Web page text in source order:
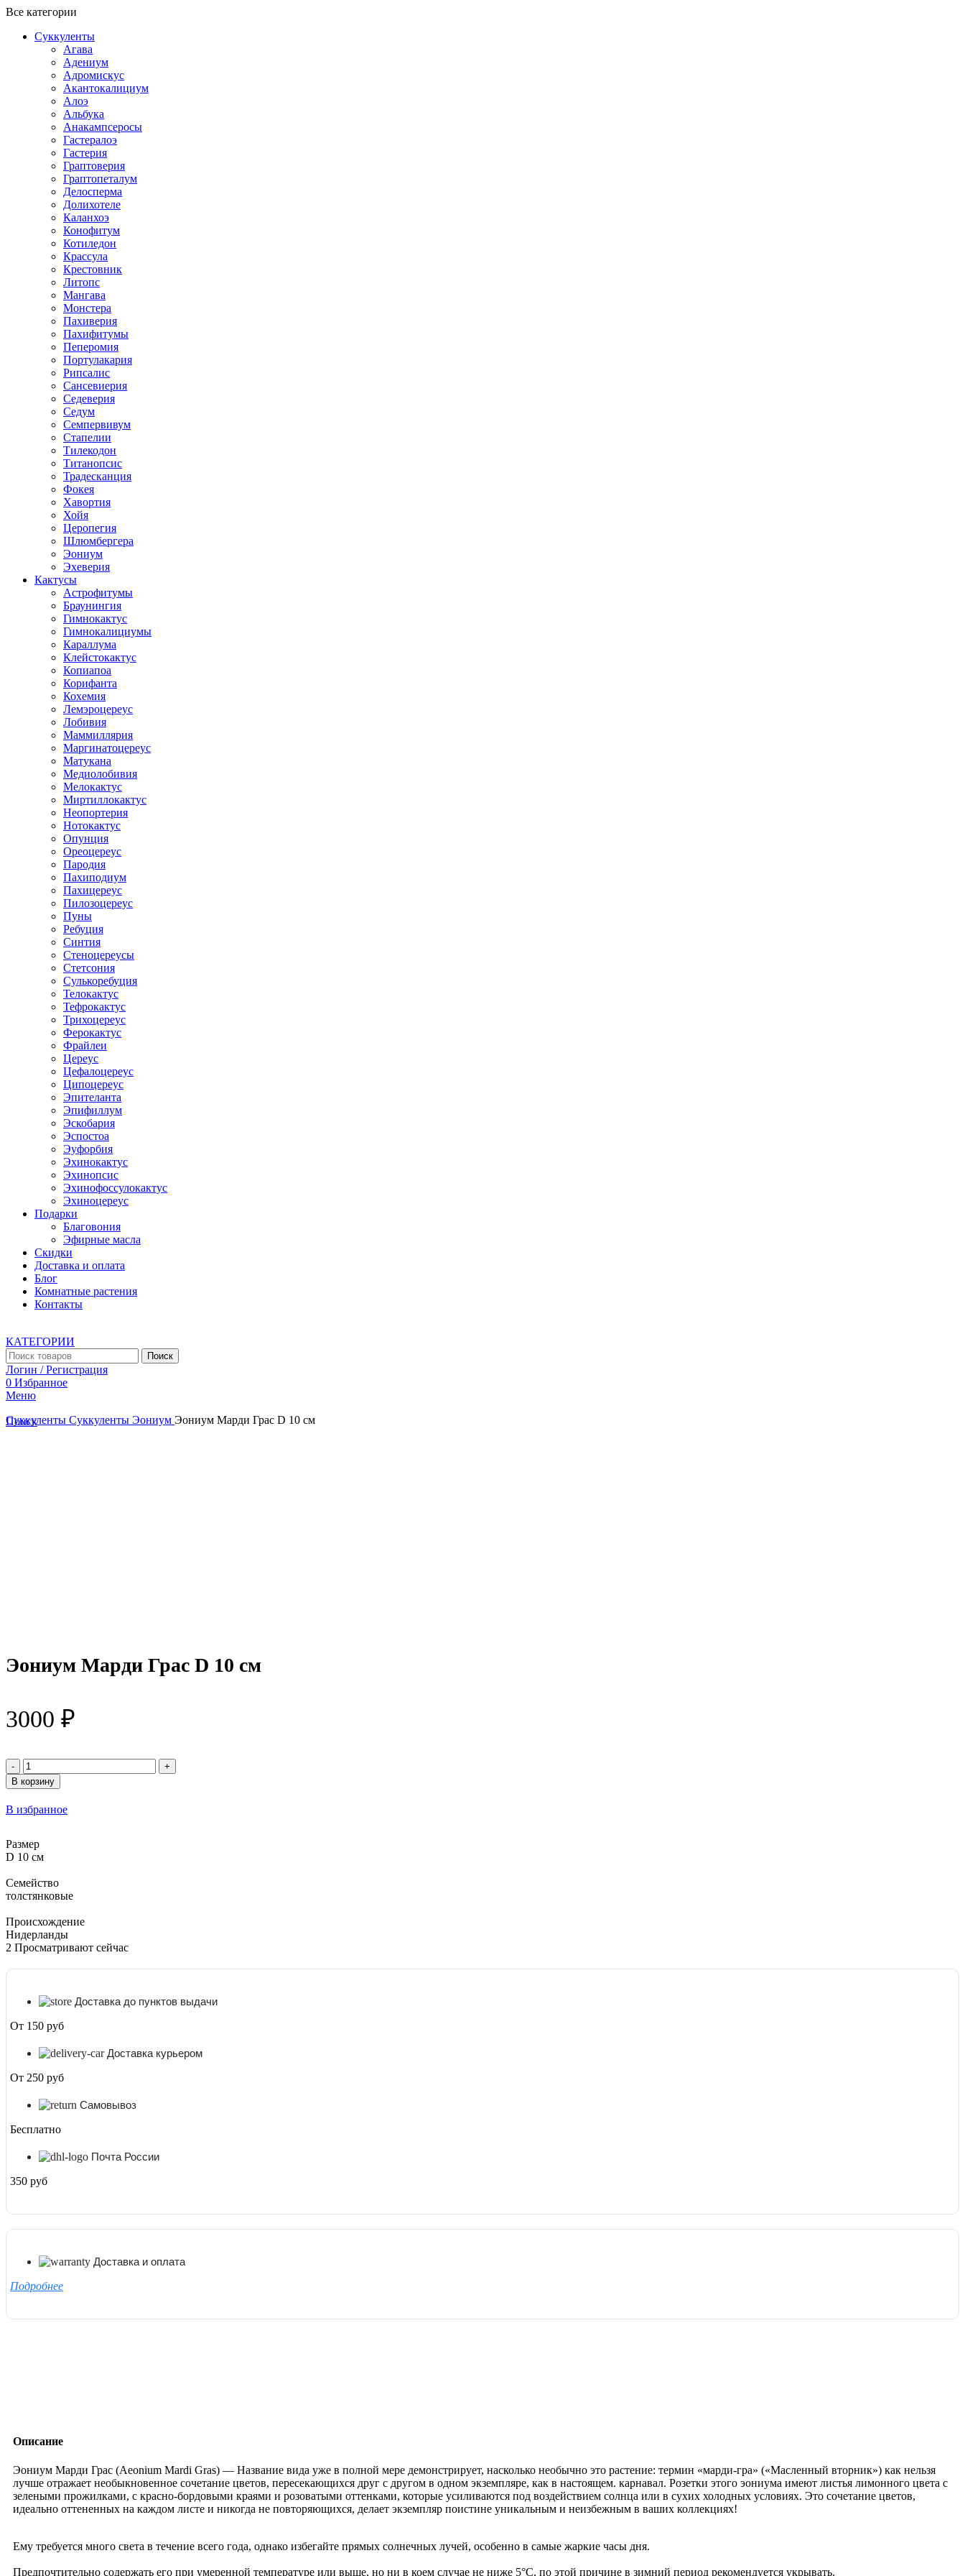
Все категории
Суккуленты
Агава
Адениум
Адромискус
Акантокалициум
Алоэ
Альбука
Анакампсеросы
Гастералоэ
Гастерия
Граптоверия
Граптопеталум
Делосперма
Долихотеле
Каланхоэ
Конофитум
Котиледон
Крассула
Крестовник
Литопс
Мангава
Монстера
Пахиверия
Пахифитумы
Пеперомия
Портулакария
Рипсалис
Сансевиерия
Седеверия
Седум
Семпервивум
Стапелии
Тилекодон
Титанопсис
Традесканция
Фокея
Хавортия
Хойя
Церопегия
Шлюмбергера
Эониум
Эхеверия
Кактусы
Астрофитумы
Браунингия
Гимнокактус
Гимнокалициумы
Караллума
Клейстокактус
Копиапоа
Корифанта
Кохемия
Лемэроцереус
Лобивия
Маммиллярия
Маргинатоцереус
Матукана
Медиолобивия
Мелокактус
Миртиллокактус
Неопортерия
Нотокактус
Опунция
Ореоцереус
Пародия
Пахиподиум
Пахицереус
Пилозоцереус
Пуны
Ребуция
Синтия
Стеноцереусы
Стетсония
Сулькоребуция
Телокактус
Тефрокактус
Трихоцереус
Ферокактус
Фрайлеи
Цереус
Цефалоцереус
Ципоцереус
Эпителанта
Эпифиллум
Эскобария
Эспостоа
Эуфорбия
Эхинокактус
Эхинопсис
Эхинофоссулокактус
Эхиноцереус
Подарки
Благовония
Эфирные масла
Скидки
Доставка и оплата
Блог
Комнатные растения
Контакты
КАТЕГОРИИ
Поиск
Логин / Регистрация
0 Избранное
Меню
Поиск
Суккуленты Суккуленты Эониум Эониум Марди Грас D 10 см
Эониум Марди Грас D 10 см
3000 ₽
Количество
товара
Эониум
Марди
Грас
10
см
В корзину
В избранное
Размер
D 10 см
Семейство
толстянковые
Происхождение
Нидерланды
2 Просматривают сейчас
Доставка до пунктов выдачи
От 150 руб
Доставка курьером
От 250 руб
Самовывоз
Бесплатно
Почта России
350 руб
Доставка и оплата
Подробнее
Описание
Эониум Марди Грас (Aeonium Mardi Gras) — Название вида уже в полной мере демонстрирует, насколько необычно это растение: термин «марди-гра» («Масленный вторник») как нельзя
лучше отражает необыкновенное сочетание цветов, пересекающихся друг с другом в одном экземпляре, как в настоящем. карнавал. Розетки этого эониума имеют листья лимонного цвета с
зелеными прожилками, с красно-бордовыми краями и розоватыми оттенками, которые усиливаются под воздействием солнца или в сухих холодных условиях. Это сочетание цветов,
идеально оттененных на каждом листе и никогда не повторяющихся, делает экземпляр поистине уникальным и неизбежным в ваших коллекциях!
Ему требуется много света в течение всего года, однако избегайте прямых солнечных лучей, особенно в самые жаркие часы дня.
Предпочтительно содержать его при умеренной температуре или выше, но ни в коем случае не ниже 5°C, по этой причине в зимний период рекомендуется укрывать.